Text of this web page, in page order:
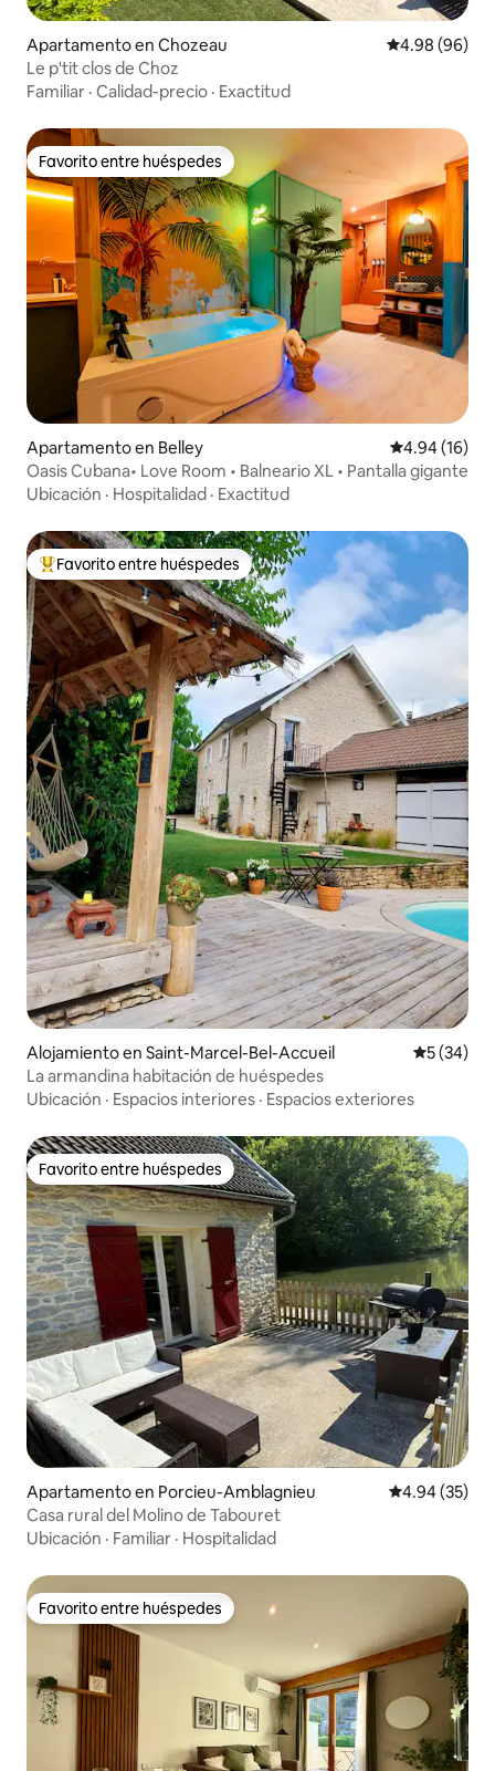
Apartamento en Chozeau Calificación
4.98 (96)
Le p'tit clos de Choz
Familiar · Calidad-precio · Exactitud
Favorito entre huéspedes
Favorito entre huéspedes
Apartamento en Belley Calificación
4.94 (16)
Oasis Cubana• Love Room • Balneario XL • Pantalla gigante
Ubicación · Hospitalidad · Exactitud
Favorito entre huéspedes preferido
Favorito entre huéspedes
Alojamiento en Saint-Marcel-Bel-Accueil
5 (34)
La armandina habitación de huéspedes
Ubicación · Espacios interiores · Espacios exteriores
Favorito entre huéspedes
Favorito entre huéspedes
Apartamento en Porcieu-Amblagnieu Calificación
4.94 (35)
Casa rural del Molino de Tabouret
Ubicación · Familiar · Hospitalidad
Favorito entre huéspedes
Favorito entre huéspedes